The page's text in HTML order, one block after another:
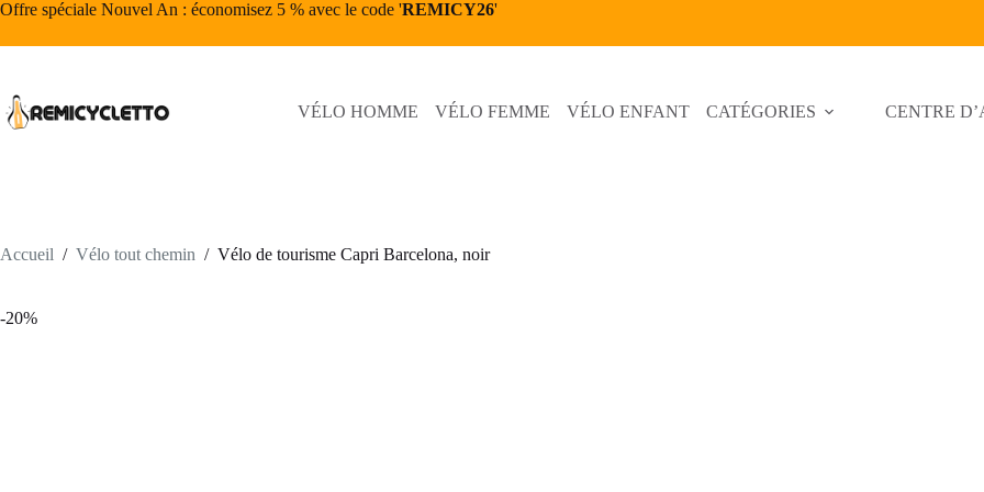
Passer
contenu
Offre spéciale Nouvel An : économisez 5 % avec le code 'REMICY26'
VÉLO HOMME VÉLO FEMME VÉLO ENFANT CATÉGORIES CENTRE
Accueil / Vélo tout chemin / Vélo de tourisme Capri Barcelona, noir
-20%